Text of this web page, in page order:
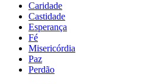
Caridade
Castidade
Esperança
Fé
Misericórdia
Paz
Perdão